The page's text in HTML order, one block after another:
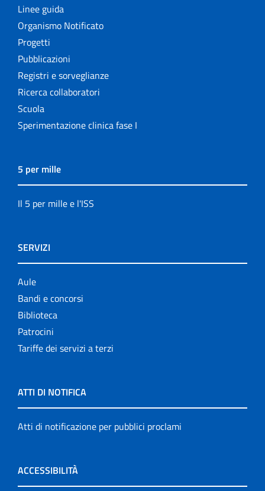
Linee guida
Organismo Notificato
Progetti
Pubblicazioni
Registri e sorveglianze
Ricerca collaboratori
Scuola
Sperimentazione clinica fase I
5 per mille
Il 5 per mille e l'ISS
SERVIZI
Aule
Bandi e concorsi
Biblioteca
Patrocini
Tariffe dei servizi a terzi
ATTI DI NOTIFICA
Atti di notificazione per pubblici proclami
ACCESSIBILITÀ